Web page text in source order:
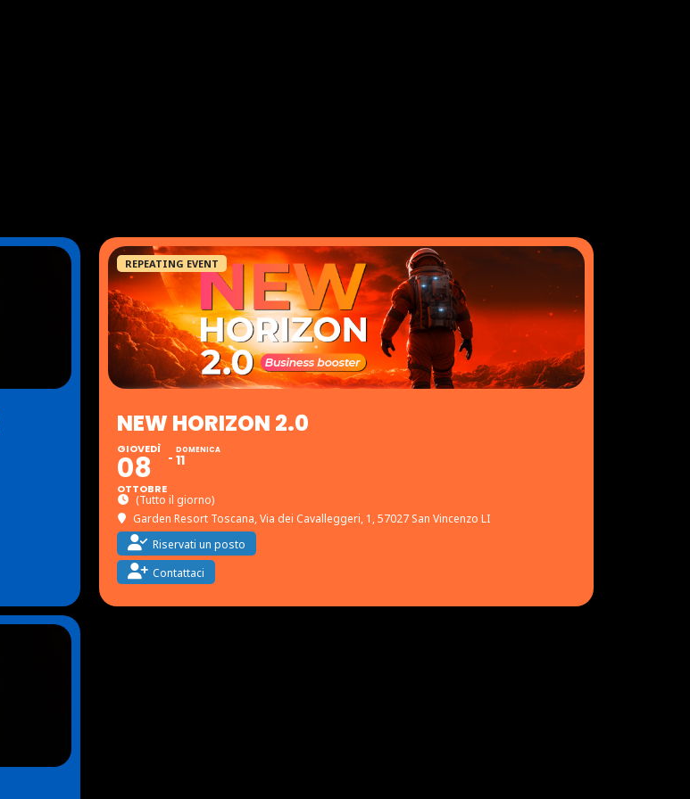
NEW HORIZON 2.0
GIOVEDÌ
08
OTTOBRE
DOMENICA
11
(Tutto il giorno)
Garden Resort Toscana, Via dei Cavalleggeri, 1, 57027 San Vincenzo LI
REPEATING EVENT
Riservati un posto
Contattaci